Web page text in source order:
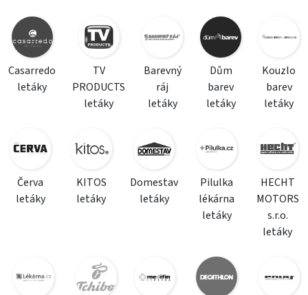
Casarredo
letáky
TV
PRODUCTS
letáky
Barevný
ráj
letáky
Dům
barev
letáky
Kouzlo
barev
letáky
Červa
letáky
KITOS
letáky
Domestav
letáky
Pilulka
lékárna
letáky
HECHT
MOTORS
s.r.o.
letáky